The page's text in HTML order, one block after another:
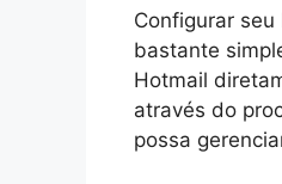
Configurar
bastante
Hotmail
através do
possa